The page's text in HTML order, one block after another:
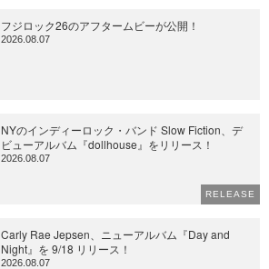
フジロック26のアフタームビーが公開！
2026.08.07
NYのインディーロック・バンド Slow Fiction、デ
ビューアルバム『dollhouse』をリリース！
2026.08.07
RELEASE
Carly Rae Jepsen、ニューアルバム『Day and
Night』を 9/18 リリース！
2026.08.07